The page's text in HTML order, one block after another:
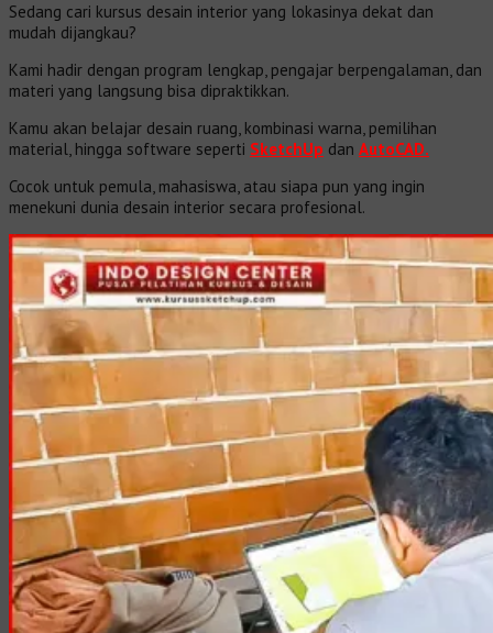
Sedang cari kursus desain interior yang lokasinya dekat dan
mudah dijangkau?
Kami hadir dengan program lengkap, pengajar berpengalaman, dan
materi yang langsung bisa dipraktikkan.
Kamu akan belajar desain ruang, kombinasi warna, pemilihan
material, hingga software seperti SketchUp dan AutoCAD.
Cocok untuk pemula, mahasiswa, atau siapa pun yang ingin
menekuni dunia desain interior secara profesional.